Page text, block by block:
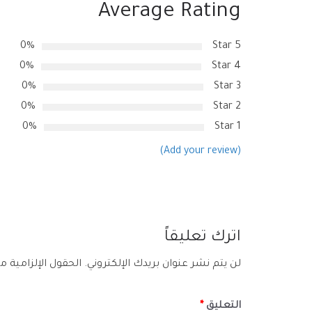
Average Rating
5 Star
0%
4 Star
0%
3 Star
0%
2 Star
0%
1 Star
0%
(Add your review)
اترك تعليقاً
لن يتم نشر عنوان بريدك الإلكتروني. الحقول الإلزامية
التعليق *